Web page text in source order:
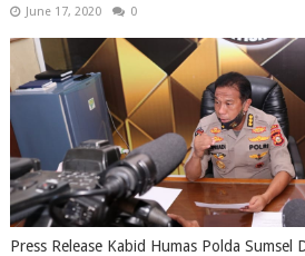
June 17, 2020 0
Press Release Kabid Humas Polda Sumsel